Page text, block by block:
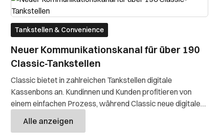
Tankstellen & Convenience
Neuer Kommunikationskanal für über 190
Classic-Tankstellen
Classic bietet in zahlreichen Tankstellen digitale
Kassenbons an. Kundinnen und Kunden profitieren von
einem einfachen Prozess, während Classic neue digitale
Alle anzeigen